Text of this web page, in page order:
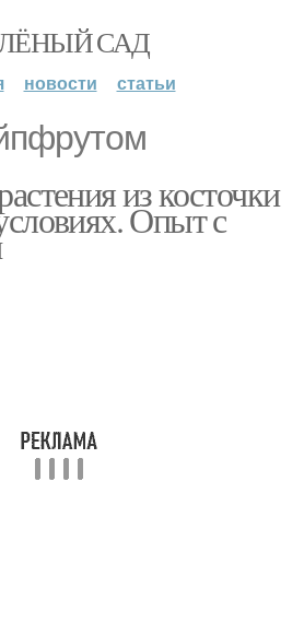
САД
новости статьи
из косточки
Опыт с